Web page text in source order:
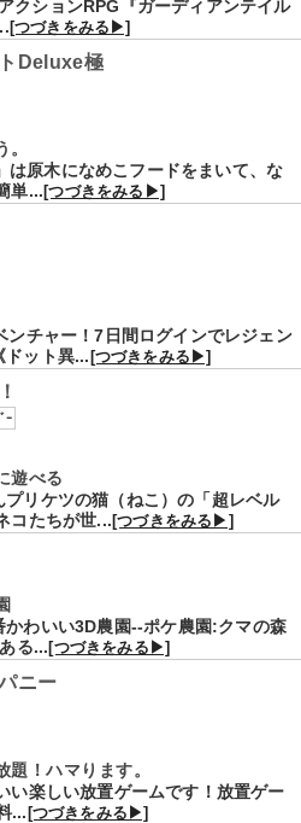
ションRPG『ガーディアンテイル
[つづきをみる▶]
Deluxe極
原木になめこフードをまいて、な
単...[つづきをみる▶]
ンチャー！7日間ログインでレジェン
ドット異...[つづきをみる▶]
ｰ
遊べる
リケツの猫（ねこ）の「超レベル
コたちが世...[つづきをみる▶]
わいい3D農園--ポケ農園:クマの森
る...[つづきをみる▶]
ニー
！ハマります。
い楽しい放置ゲームです！放置ゲー
...[つづきをみる▶]